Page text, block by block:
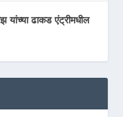
यांच्या ढाकड एंट्रीमधील